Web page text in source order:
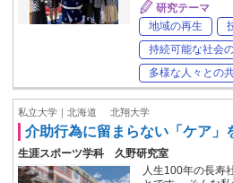
研究テーマ
地域の再生
持続可能な社会
多様な人々との
私立大学｜北海道 北翔大学
介助行為に留まらない「ケア」
生涯スポーツ学科 久野研究室
人生100年の長寿